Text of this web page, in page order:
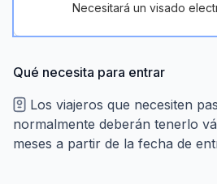
Necesitará un visado
Qué necesita para entrar
Los viajeros que necesiten
normalmente deberán tenerlo
meses a partir de la fecha de